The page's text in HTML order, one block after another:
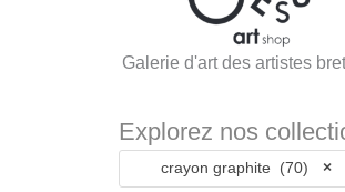
Galerie d'art des artistes
Explorez nos
×
crayon graphite (70)